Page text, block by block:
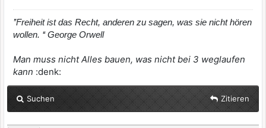
’’Freiheit ist das Recht, anderen zu sagen, was sie nicht hören
wollen. ‘‘ George Orwell
Man muss nicht Alles bauen, was nicht bei 3 weglaufen
kann :denk:
Suchen Zitieren